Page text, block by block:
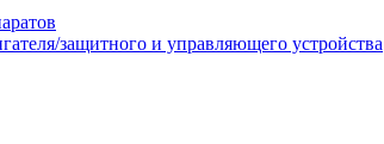
защитного и управляющего устройства